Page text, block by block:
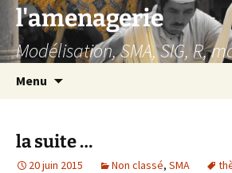
Aller
contenu
l'amenagerie
Modélisation, SMA, SIG, R,
Menu
la suite …
20 juin 2015 Non classé, SMA